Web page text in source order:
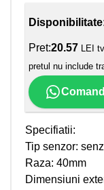
Pret:20.57 LEI
pretul nu include
Specifiatii:
Tip senzor:
Raza: 40mm
Dimensiuni